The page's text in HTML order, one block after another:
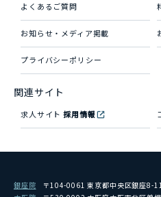
よくあるご質問
お知らせ・メディア掲載
プライバシーポリシー
関連サイト
求人サイト採用情報
銀座院
〒104-0061 東京都中央区銀座8-